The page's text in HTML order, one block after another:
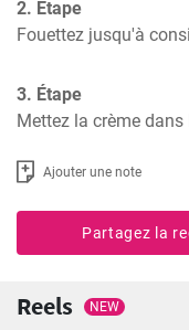
2. Étape
Fouettez jusqu'à
3. Étape
Mettez la crème
Ajouter une note
Partagez la
Reels NEW